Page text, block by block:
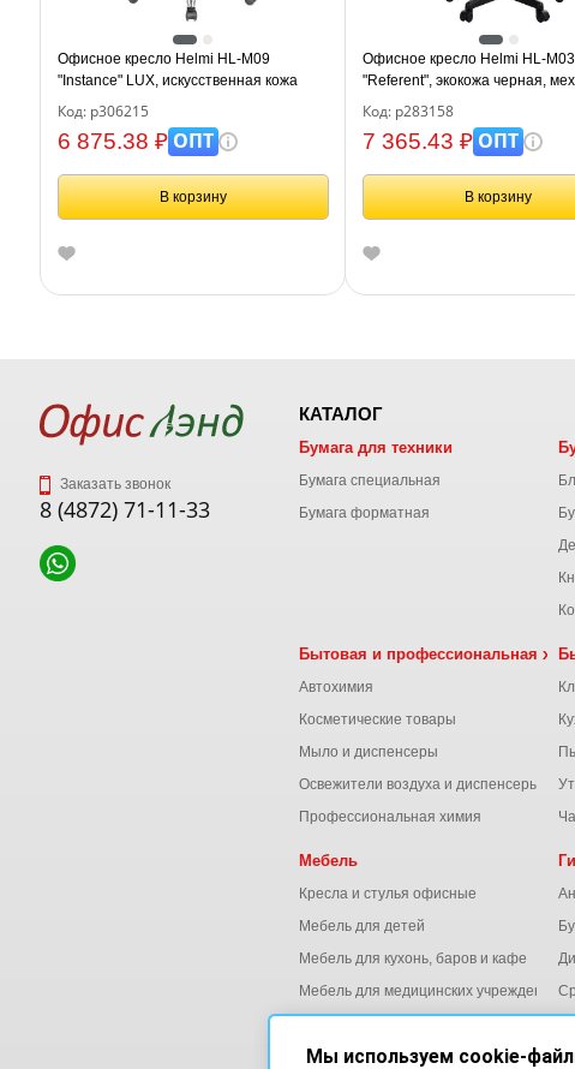
Офисное кресло Helmi HL-M09
"Instance" LUX, искусственная кожа
черная, механизм качания, хром
Код: р306215
6 875.38 ₽ОПТ
В корзину
Офисное кресло Helmi HL-M03
"Referent", экокожа черная,
качания
Код: р283158
7 365.43 ₽ОПТ
В корзину
Заказать звонок
8 (4872) 71-11-33
КАТАЛОГ
Бумага для техники
Бумага специальная
Бумага форматная
Бытовая и профессиональная
Автохимия
Косметические товары
Мыло и диспенсеры
Освежители воздуха и диспенсеры
Профессиональная химия
Мебель
Кресла и стулья офисные
Мебель для детей
Мебель для кухонь, баров и кафе
Мебель для медицинских учреждений
Мы используем cookie-